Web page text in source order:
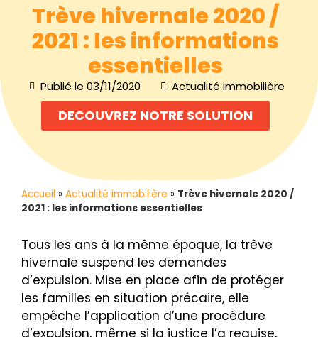
Trève hivernale 2020 /
2021 : les informations
essentielles
Publié le 03/11/2020 Actualité immobilière
DECOUVREZ NOTRE SOLUTION
Accueil » Actualité immobilière » Trève hivernale 2020 /
2021 : les informations essentielles
Tous les ans à la même époque, la trêve
hivernale suspend les demandes
d’expulsion. Mise en place afin de protéger
les familles en situation précaire, elle
empêche l’application d’une procédure
d’expulsion, même si la justice l’a requise,